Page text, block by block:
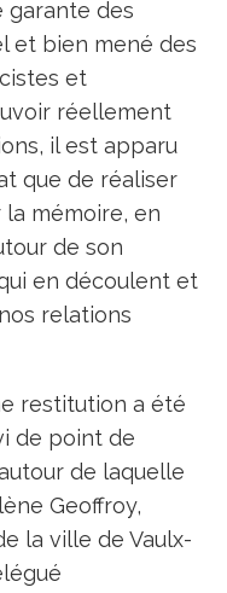
garante des
et bien mené des
et
réellement
il est apparu
que de réaliser
la mémoire, en
de son
en découlent et
relations
restitution a été
de point de
de laquelle
Geoffroy,
la ville de Vaulx-